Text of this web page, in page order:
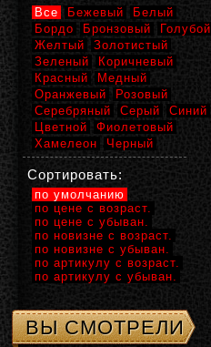
Все Бежевый
Белый
Бордо
Бронзовый
Голубой
Желтый
Золотистый
Зеленый
Коричневый
Красный
Медный
Оранжевый
Розовый
Серебряный
Серый
Синий
Цветной
Фиолетовый
Хамелеон
Черный
Сортировать:
по умолчанию
по цене с возраст.
по цене с убыван.
по новизне с возраст.
по новизне с убыван.
по артикулу с возраст.
по артикулу с убыван.
ВЫ СМОТРЕЛИ